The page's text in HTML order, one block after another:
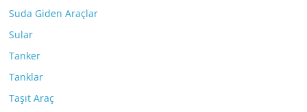
Suda Giden Araçlar
Sular
Tanker
Tanklar
Taşıt Araç